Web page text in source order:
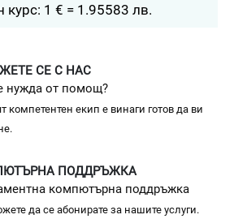
курс: 1 € = 1.95583 лв.
СЕ С НАС
нужда от помощ?
компетентен екип е винаги готов да ви
ПОДДРЪЖКА
компютърна поддръжка
да се абонирате за нашите услуги.